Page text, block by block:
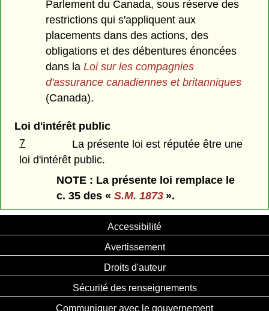
Parlement du Canada, sous réserve des
restrictions qui s'appliquent aux
placements dans des actions, des
obligations et des débentures énoncées
dans laLoi sur les compagnies
d'assurance canadiennes et britanniques
(Canada).
Loi d'intérêt public
7
La présente loi est réputée être une
loi d'intérêt public.
NOTE : La présente loi remplace le
c. 35 des « S.M. 1873».
Accessibilité
Avertissement
Droits d'auteur
Sécurité des renseignements
Communiquer avec le gouvernement